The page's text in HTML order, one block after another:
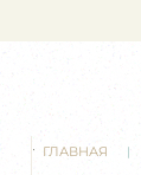
ГЛАВНАЯ